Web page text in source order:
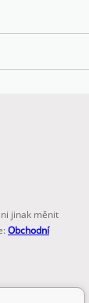
jinak měnit
Obchodní